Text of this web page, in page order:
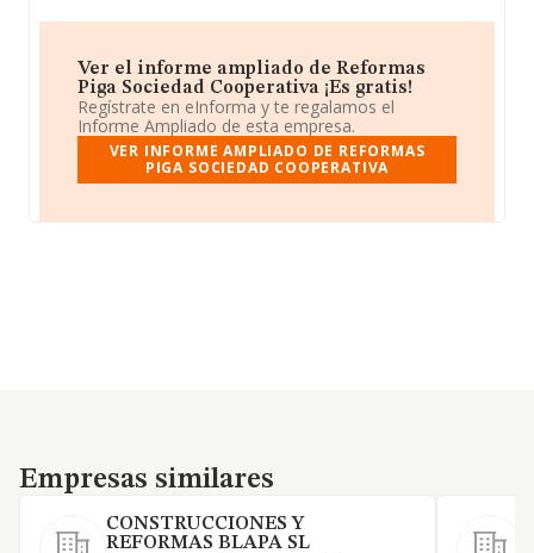
Ver el informe ampliado de Reformas
Piga Sociedad Cooperativa ¡Es gratis!
Regístrate en eInforma y te regalamos el
Informe Ampliado de esta empresa.
VER INFORME AMPLIADO DE REFORMAS
PIGA SOCIEDAD COOPERATIVA
Empresas similares
Empresas similares
CONSTRUCCIONES Y
REFORMAS BLAPA SL